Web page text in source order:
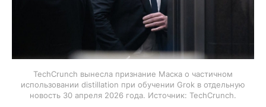
TechCrunch вынесла признание Маска о частичном
использовании distillation при обучении Grok в отдельную
новость 30 апреля 2026 года. Источник: TechCrunch.